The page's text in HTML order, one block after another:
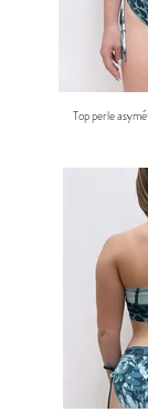
Top perle